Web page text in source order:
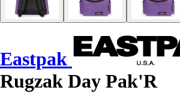
Eastpak
Rugzak Day Pak'R